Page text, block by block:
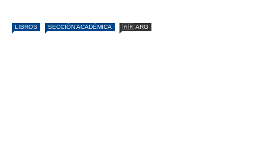
LIBROS SECCIÓN ACADÉMICA 🇦🇷 ARG